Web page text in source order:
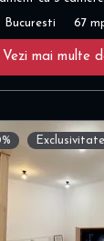
Bucuresti 67
Vezi mai multe
Exclusivitate